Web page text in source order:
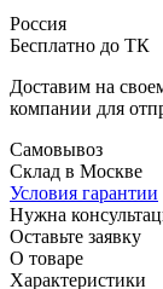
Россия
Бесплатно до ТК
Доставим на
компании для
Самовывоз
Склад в Москве
Условия гарантии
Нужна
Оставьте заявку
О товаре
Характеристики